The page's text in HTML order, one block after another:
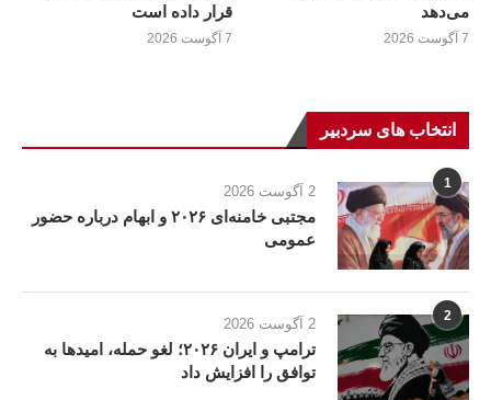
می‌دهد
7 آگوست 2026
قرار داده است
7 آگوست 2026
انتخاب های سردبیر
1 2 آگوست 2026
مجتبی خامنه‌ای ۲۰۲۶ و ابهام درباره حضور
عمومی
2 2 آگوست 2026
ترامپ و ایران ۲۰۲۶؛ لغو حمله، امیدها به
توافق را افزایش داد